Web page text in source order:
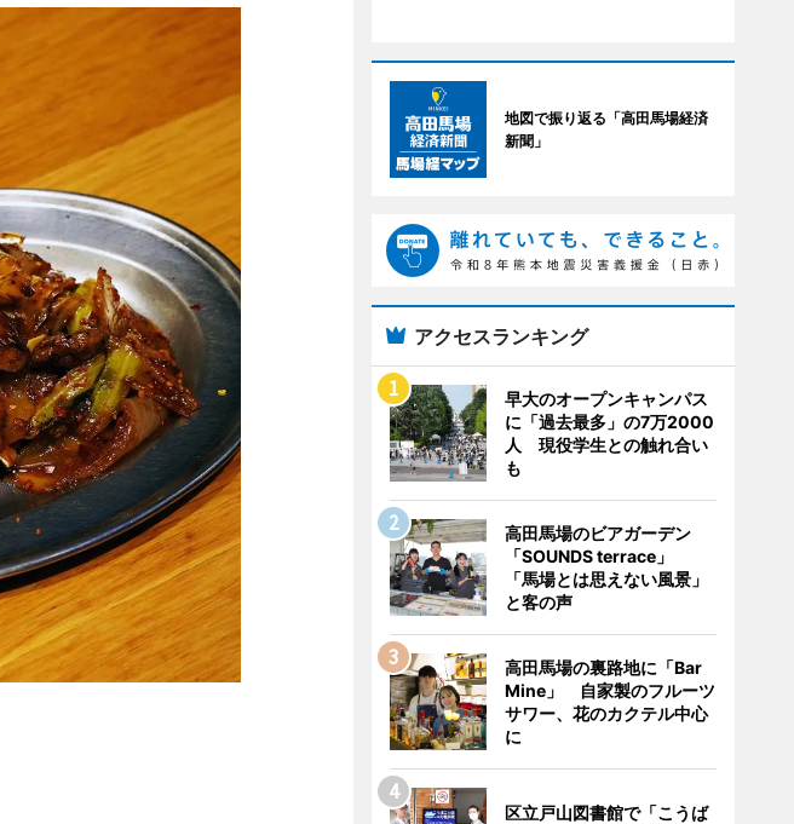
地図で振り返る「高田馬場経済
新聞」
アクセスランキング
早大のオープンキャンパス
に「過去最多」の7万2000
人 現役学生との触れ合い
も
高田馬場のビアガーデン
「SOUNDS terrace」
「馬場とは思えない風景」
と客の声
高田馬場の裏路地に「Bar
Mine」 自家製のフルーツ
サワー、花のカクテル中心
に
区立戸山図書館で「こうば